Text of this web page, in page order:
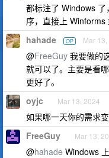
都标注了 Windows
序，直接上 Winforms
hahade OP Mar
@FreeGuy 我要做的
就可以了。主要是看
更好了。
oyjc Mar 13, 2024
如果哪一天你的需求
FreeGuy Mar 13,
@hahade Windows